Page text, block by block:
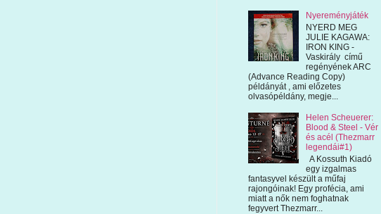
Nyereményjáték
NYERD MEG
JULIE KAGAWA:
IRON KING -
Vaskirály című
regényének ARC
(Advance Reading Copy)
példányát , ami előzetes
olvasópéldány, megje...
Helen Scheuerer:
Blood & Steel - Vér
és acél (Thezmarr
legendái#1)
A Kossuth Kiadó
egy izgalmas
fantasyvel készült a műfaj
rajongóinak! Egy profécia, ami
miatt a nők nem foghatnak
fegyvert Thezmarr...